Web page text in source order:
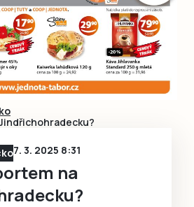
Přihlásit se
se přes Facebook
účet, chci seRegistrovat
Čtenáři píší
Speciální přílohy
Inzerce
7. 3. 2025 8:31
na